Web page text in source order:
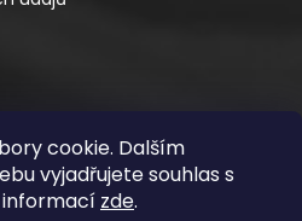
cookie. Dalším
vyjadřujete souhlas s
informací zde.